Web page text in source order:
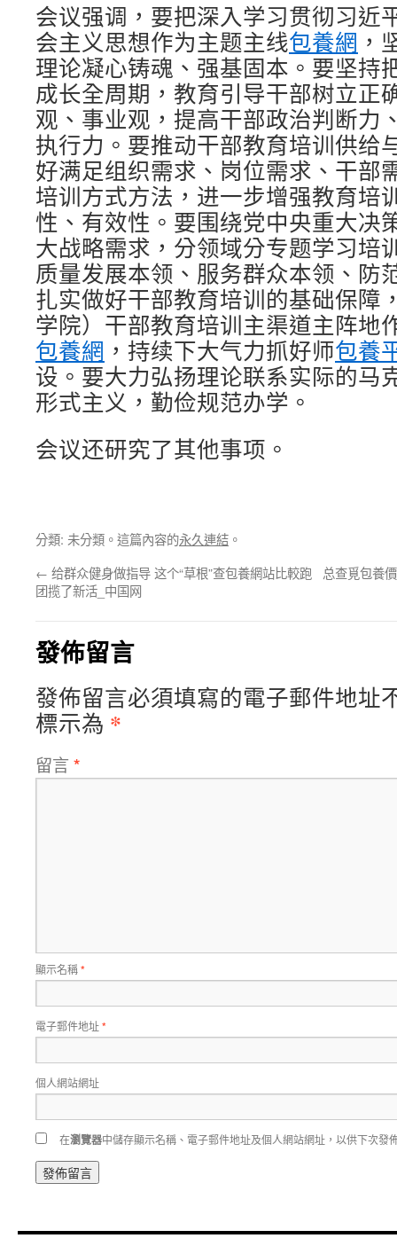
会议强调，要把深入学习贯彻习近
会主义思想作为主题主线包養網 ，
理论凝心铸魂、强基固本。要坚持
成长全周期，教育引导干部树立正
观、事业观，提高干部政治判断力
执行力。要推动干部教育培训供给
好满足组织需求、岗位需求、干部
培训方式方法，进一步增强教育培
性、有效性。要围绕党中央重大决
大战略需求，分领域分专题学习培
质量发展本领、服务群众本领、防
扎实做好干部教育培训的基础保障
学院）干部教育培训主渠道主阵地
包養網 ，持续下大气力抓好师包養
设。要大力弘扬理论联系实际的马
形式主义，勤俭规范办学。
会议还研究了其他事项。
分類: 未分類。這篇內容的永久連結 。
← 给群众健身做指导 这个“草根”查包養網站比較跑
团揽了新活_中国网
总查覓包養
發佈留言
發佈留言必須填寫的電子郵件地址
標示為 *
留言 *
顯示名稱*
電子郵件地址*
個人網站網址
在瀏覽器中儲存顯示名稱、電子郵件地址及個人網站網址，以供下次發